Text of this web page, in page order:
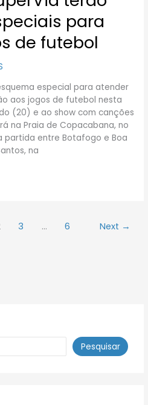
para
de futebol
especial para atender
aos jogos de futebol nesta
(20) e ao show com canções
na Praia de Copacabana, no
partida entre Botafogo e Boa
na
3 … 6 Next →
Pesquisar